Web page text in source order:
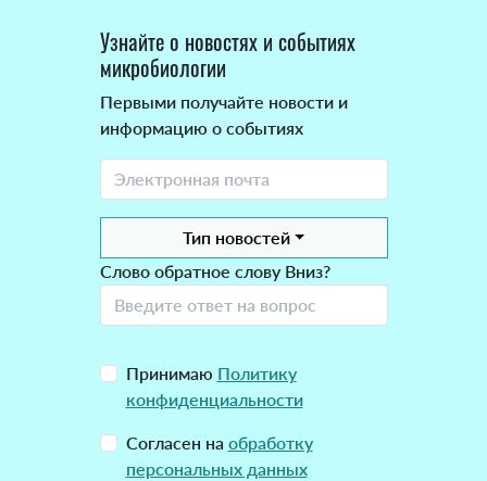
Узнайте о новостях и событиях
микробиологии
Первыми получайте новости и
информацию о событиях
Тип новостей
Слово обратное слову Вниз?
Принимаю Политику
конфиденциальности
Согласен на обработку
персональных данных